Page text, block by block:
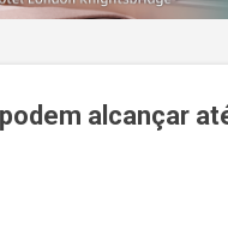
alcançar